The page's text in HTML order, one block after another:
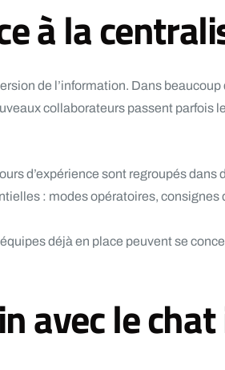
à la
de l’information. Dans
collaborateurs passent parfois
d’expérience sont regroupés
: modes opératoires, consignes
déjà en place peuvent se
avec le